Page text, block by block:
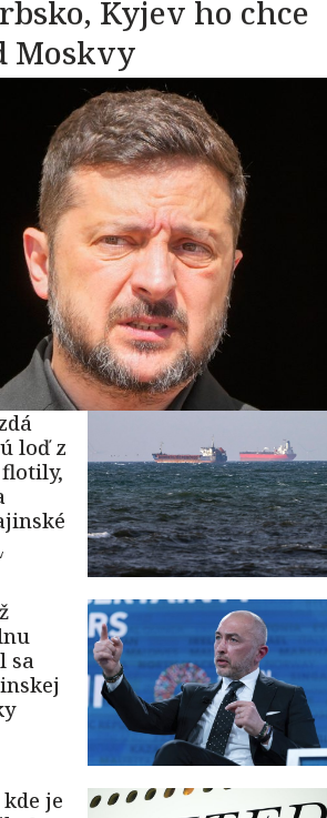
Kyjev ho chce
Moskvy
loď z
sa
je